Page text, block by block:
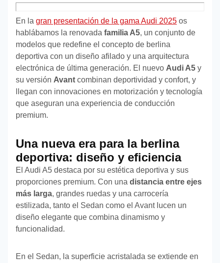
En la gran presentación de la gama Audi 2025 os
hablábamos la renovada familia A5, un conjunto de
modelos que redefine el concepto de berlina
deportiva con un diseño afilado y una arquitectura
electrónica de última generación. El nuevo Audi A5 y
su versión Avant combinan deportividad y confort, y
llegan con innovaciones en motorización y tecnología
que aseguran una experiencia de conducción
premium.
Una nueva era para la berlina
deportiva: diseño y eficiencia
El Audi A5 destaca por su estética deportiva y sus
proporciones premium. Con una distancia entre ejes
más larga, grandes ruedas y una carrocería
estilizada, tanto el Sedan como el Avant lucen un
diseño elegante que combina dinamismo y
funcionalidad.
En el Sedan, la superficie acristalada se extiende en